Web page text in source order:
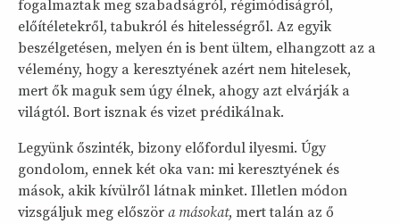
fogalmaztak meg szabadságról, régimódiságról,
előítéletekről, tabukról és hitelességről. Az egyik
beszélgetésen, melyen én is bent ültem, elhangzott az a
vélemény, hogy a keresztyének azért nem hitelesek,
mert ők maguk sem úgy élnek, ahogy azt elvárják a
világtól. Bort isznak és vizet prédikálnak.
Legyünk őszinték, bizony előfordul ilyesmi. Úgy
gondolom, ennek két oka van: mi keresztyének és
mások, akik kívülről látnak minket. Illetlen módon
vizsgáljuk meg először a másokat, mert talán az ő